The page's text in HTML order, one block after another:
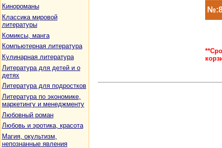
Кинороманы
Классика мировой
литературы
Комиксы, манга
Компьютерная литература
Кулинарная литература
Литература для детей и о
детях
Литература для подростков
Литература по экономике,
маркетингу и менеджменту
Любовный роман
Любовь и эротика, красота
Магия, окультизм,
непознанные явления